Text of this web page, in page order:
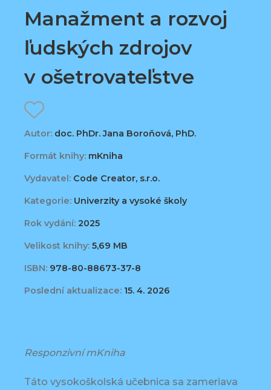
Manažment a rozvoj
ľudských zdrojov
v ošetrovateľstve
Autor: doc. PhDr. Jana Boroňová, PhD.
Formát knihy: mKniha
Vydavatel: Code Creator, s.r.o.
Kategorie: Univerzity a vysoké školy
Rok vydání: 2025
Velikost knihy: 5,69 MB
ISBN: 978-80-88673-37-8
Poslední aktualizace: 15. 4. 2026
Responzivní mKniha
Táto vysokoškolská učebnica sa zameriava